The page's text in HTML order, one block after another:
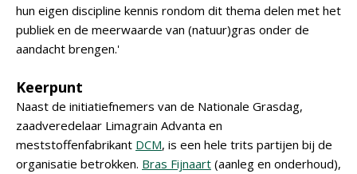
hun eigen discipline kennis rondom dit thema delen met het
publiek en de meerwaarde van (natuur)gras onder de
aandacht brengen.'
Keerpunt
Naast de initiatiefnemers van de Nationale Grasdag,
zaadveredelaar Limagrain Advanta en
meststoffenfabrikant DCM, is een hele trits partijen bij de
organisatie betrokken. Bras Fijnaart (aanleg en onderhoud),